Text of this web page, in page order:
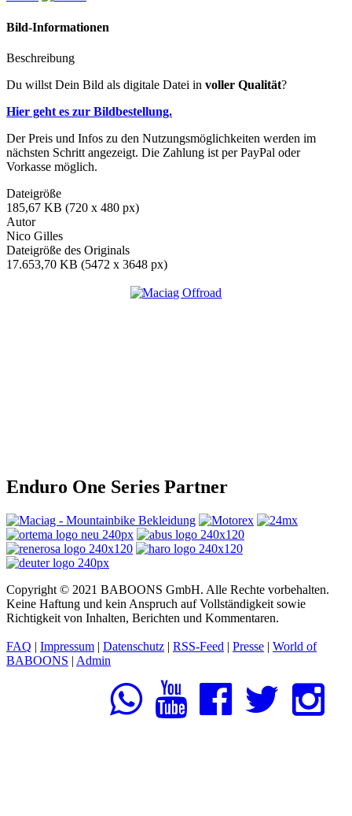
Bild-Informationen
Beschreibung
Du willst Dein Bild als digitale Datei in voller Qualität?
Hier geht es zur Bildbestellung.
Der Preis und Infos zu den Nutzungsmöglichkeiten werden im
nächsten Schritt angezeigt. Die Zahlung ist per PayPal oder
Vorkasse möglich.
Dateigröße
185,67 KB (720 x 480 px)
Autor
Nico Gilles
Dateigröße des Originals
17.653,70 KB (5472 x 3648 px)
Enduro One Series Partner
Copyright © 2021 BABOONS GmbH. Alle Rechte vorbehalten.
Keine Haftung und kein Anspruch auf Vollständigkeit sowie
Richtigkeit von Inhalten, Berichten und Kommentaren.
FAQ | Impressum | Datenschutz | RSS-Feed | Presse | World of
BABOONS | Admin